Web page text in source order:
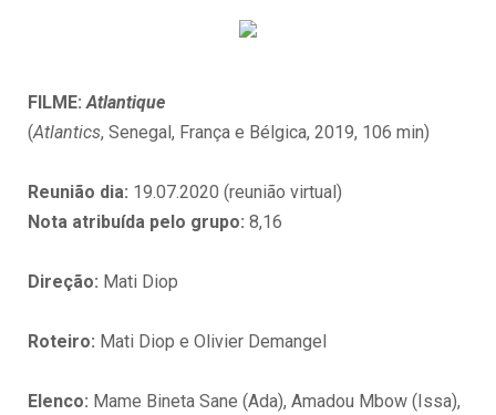
FILME: Atlantique
(Atlantics, Senegal, França e Bélgica, 2019, 106 min)
Reunião dia: 19.07.2020 (reunião virtual)
Nota atribuída pelo grupo: 8,16
Direção: Mati Diop
Roteiro: Mati Diop e Olivier Demangel
Elenco: Mame Bineta Sane (Ada), Amadou Mbow (Issa),